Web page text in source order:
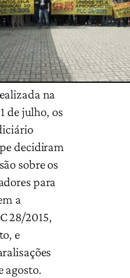
na
de julho, os
decidiram
sobre os
para
a
28/2015,
e
agosto.